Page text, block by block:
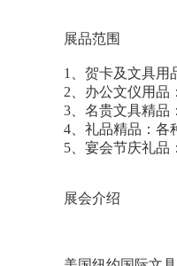
展品范围
1、贺卡及文具用
2、办公文仪用品
3、名贵文具精品
4、礼品精品：各
5、宴会节庆礼品
展会介绍